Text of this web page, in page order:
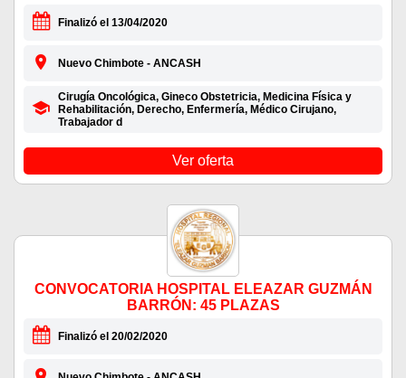
Finalizó el 13/04/2020
Nuevo Chimbote - ANCASH
Cirugía Oncológica, Gineco Obstetricia, Medicina Física y
Rehabilitación, Derecho, Enfermería, Médico Cirujano,
Trabajador d
Ver oferta
CONVOCATORIA HOSPITAL ELEAZAR GUZMÁN
BARRÓN: 45 PLAZAS
Finalizó el 20/02/2020